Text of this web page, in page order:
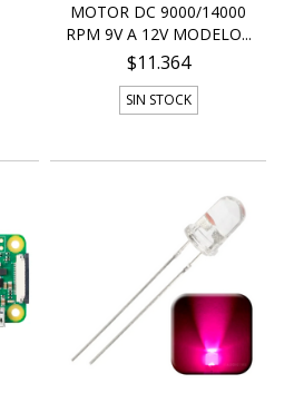
MOTOR DC 9000/14000
RPM 9V A 12V MODELO...
$11.364
SIN STOCK